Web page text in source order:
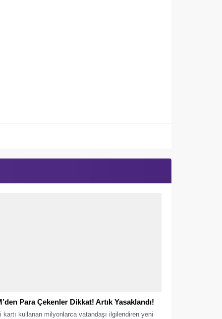
Para Çekenler Dikkat! Artık Yasaklandı!
kartı kullanan milyonlarca vatandaşı ilgilendiren yeni